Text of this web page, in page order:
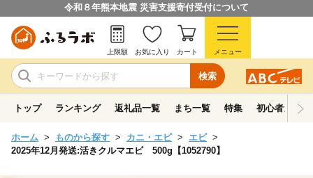
令和８年熊本地震 災害支援寄付受付について
検索
上限額 お気に入り カート メニュー
トップ ランキング 返礼品一覧 まち一覧 特集 初心者ガイド
ホーム ものから探す カニ・エビ
エビ
2025年12月発送:活きクルマエビ 500g【1052790】